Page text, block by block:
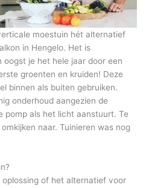
moestuin hét alternatief
in Hengelo. Het is
oogst je het hele jaar door een
groenten en kruiden! Deze
binnen als buiten gebruiken.
onderhoud aangezien de
pomp als het licht aanstuurt. Te
naar. Tuinieren was nog
of het alternatief voor